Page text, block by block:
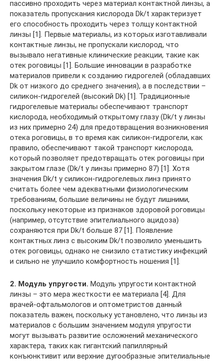
пассивно проходить через материал контактной линзы, а
показатель пропускания кислорода Dk/t характеризует
его способность проходить через толщу контактной
линзы [1]. Первые материалы, из которых изготавливали
контактные линзы, не пропускали кислород, что
вызывало негативные клинические реакции, такие как
отек роговицы [1]. Большие инновации в разработке
материалов привели к созданию гидрогелей (обладавших
Dk от низкого до среднего значения), а в последствии –
силикон-гидрогелей (высокий Dk) [1]. Традиционные
гидрогелевые материалы обеспечивают транспорт
кислорода, необходимый открытому глазу (Dk/t у линзы
из них примерно 24) для предотвращения возникновения
отека роговицы, в то время как силикон-гидрогели, как
правило, обеспечивают такой транспорт кислорода,
который позволяет предотвращать отек роговицы при
закрытом глазе (Dk/t у линзы примерно 87) [1]. Хотя
значения Dk/t у силикон-гидрогелевых линз принято
считать более чем адекватными физиологическим
требованиям, большие величины не будут лишними,
поскольку некоторые из признаков здоровой роговицы
(например, отсутствие эпителиального ацидоза)
сохраняются при Dk/t больше 87 [1]. Появление
контактных линз с высоким Dk/t позволило уменьшить
отек роговицы, однако не снизило статистику инфекций
и сильно не улучшило комфортность ношения [1].
2. Модуль упругости. Модуль упругости контактной
линзы – это мера жесткости ее материала [4]. Для
врачей-офтальмологов и оптометристов данный
показатель важен, поскольку установлено, что линзы из
материалов с большим значением модуля упругости
могут вызывать развитие осложнений механического
характера, таких как гигантский папиллярный
конъюнктивит или верхние дугообразные эпителиальные